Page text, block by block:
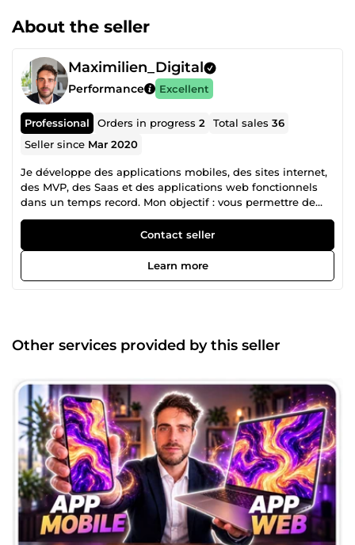
About the seller
Maximilien_Digital
Performance Excellent
Professional Orders in progress2 Total sales36
Seller since Mar 2020
Je développe des applications mobiles, des sites internet,
des MVP, des Saas et des applications web fonctionnels
dans un temps record. Mon objectif : vous permettre de
tester votre idée, le plus rapidement possible sans perdre
d'argent ni perdre du tempsContact seller
Learn more
Other services provided by this seller